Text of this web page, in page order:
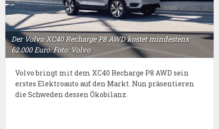
Der Volvo XC40 Recharge P8 AWD kostet mindestens
62.000 Euro. Foto: Volvo
Volvo bringt mit dem XC40 Recharge P8 AWD sein
erstes Elektroauto auf den Markt. Nun präsentieren
die Schweden dessen Ökobilanz.